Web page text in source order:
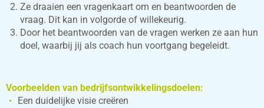
Ze draaien een vragenkaart om en beantwoorden de
vraag. Dit kan in volgorde of willekeurig.
Door het beantwoorden van de vragen werken ze aan hun
doel, waarbij jij als coach hun voortgang begeleidt.
Voorbeelden van bedrijfsontwikkelingsdoelen:
Een duidelijke visie creëren